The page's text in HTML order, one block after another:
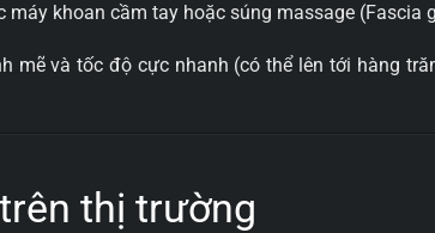
khoan cầm tay hoặc súng massage (Fascia
mẽ và tốc độ cực nhanh (có thể lên tới hàng
thị trường